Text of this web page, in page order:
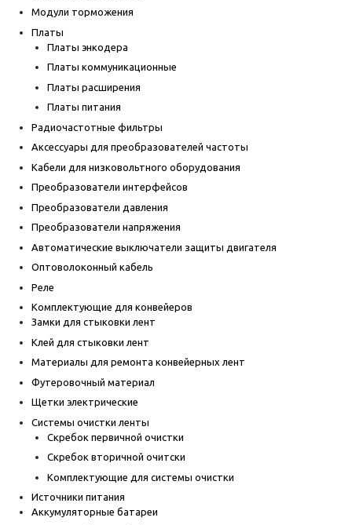
Модули торможения
Платы
Платы энкодера
Платы коммуникационные
Платы расширения
Платы питания
Радиочастотные фильтры
Аксессуары для преобразователей частоты
Кабели для низковольтного оборудования
Преобразователи интерфейсов
Преобразователи давления
Преобразователи напряжения
Автоматические выключатели защиты двигателя
Оптоволоконный кабель
Реле
Комплектующие для конвейеров
Замки для стыковки лент
Клей для стыковки лент
Материалы для ремонта конвейерных лент
Футеровочный материал
Щетки электрические
Системы очистки ленты
Скребок первичной очистки
Скребок вторичной очитски
Комплектующие для системы очистки
Источники питания
Аккумуляторные батареи